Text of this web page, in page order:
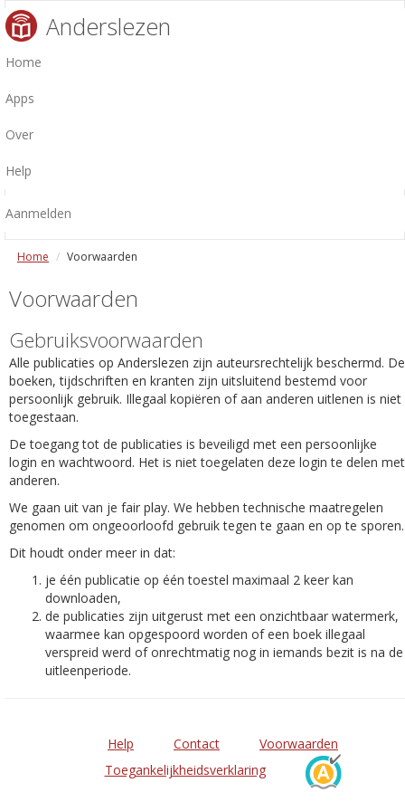
Anderslezen
Home
Apps
Over
Help
Aanmelden
Home Voorwaarden
Voorwaarden
Gebruiksvoorwaarden
Alle publicaties op Anderslezen zijn auteursrechtelijk beschermd. De
boeken, tijdschriften en kranten zijn uitsluitend bestemd voor
persoonlijk gebruik. Illegaal kopiëren of aan anderen uitlenen is niet
toegestaan.
De toegang tot de publicaties is beveiligd met een persoonlijke
login en wachtwoord. Het is niet toegelaten deze login te delen met
anderen.
We gaan uit van je fair play. We hebben technische maatregelen
genomen om ongeoorloofd gebruik tegen te gaan en op te sporen.
Dit houdt onder meer in dat:
je één publicatie op één toestel maximaal 2 keer kan
downloaden,
de publicaties zijn uitgerust met een onzichtbaar watermerk,
waarmee kan opgespoord worden of een boek illegaal
verspreid werd of onrechtmatig nog in iemands bezit is na de
uitleenperiode.
Help Contact
Voorwaarden
Toegankelijkheidsverklaring